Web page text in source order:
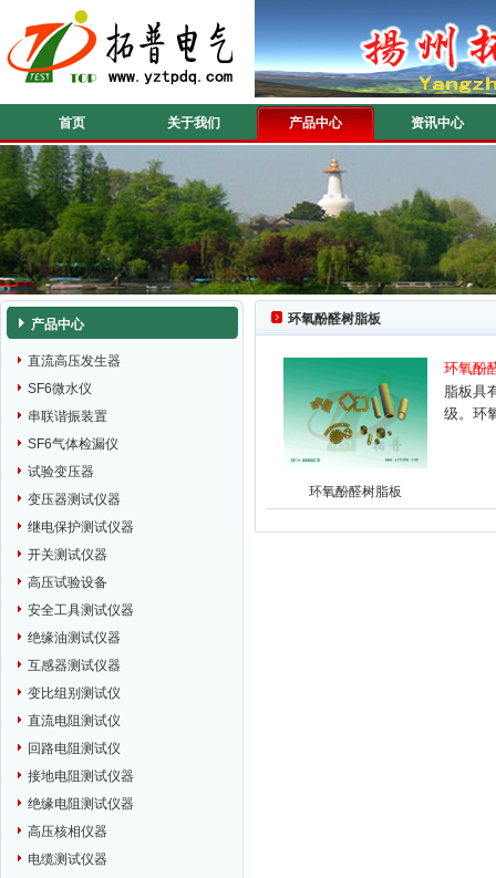
首页 关于我们 产品中心 资讯中心
产品中心
直流高压发生器
SF6微水仪
串联谐振装置
SF6气体检漏仪
试验变压器
变压器测试仪器
继电保护测试仪器
开关测试仪器
高压试验设备
安全工具测试仪器
绝缘油测试仪器
互感器测试仪器
变比组别测试仪
直流电阻测试仪
回路电阻测试仪
接地电阻测试仪器
绝缘电阻测试仪器
高压核相仪器
电缆测试仪器
环氧酚醛树脂板
环氧酚醛树脂板
环氧酚
脂板具
级。环